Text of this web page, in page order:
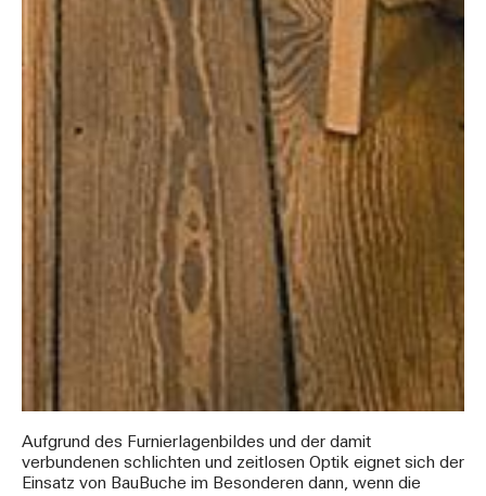
Aufgrund des Furnierlagenbildes und der damit
verbundenen schlichten und zeitlosen Optik eignet sich der
Einsatz von BauBuche im Besonderen dann, wenn die